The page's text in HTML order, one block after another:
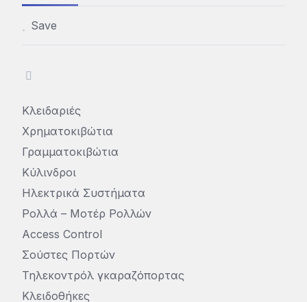
Save
Κλειδαριές
Χρηματοκιβώτια
Γραμματοκιβώτια
Κύλινδροι
Ηλεκτρικά Συστήματα
Ρολλά – Μοτέρ Ρολλών
Access Control
Σούστες Πορτών
Τηλεκοντρόλ γκαραζόπορτας
Κλειδοθήκες